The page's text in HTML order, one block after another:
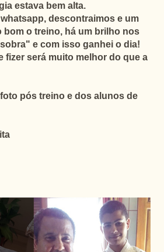
estava bem alta.
descontraimos e um
o treino, há um brilho nos
e com isso ganhei o dia!
fizer será muito melhor do que a
pós treino e dos alunos de